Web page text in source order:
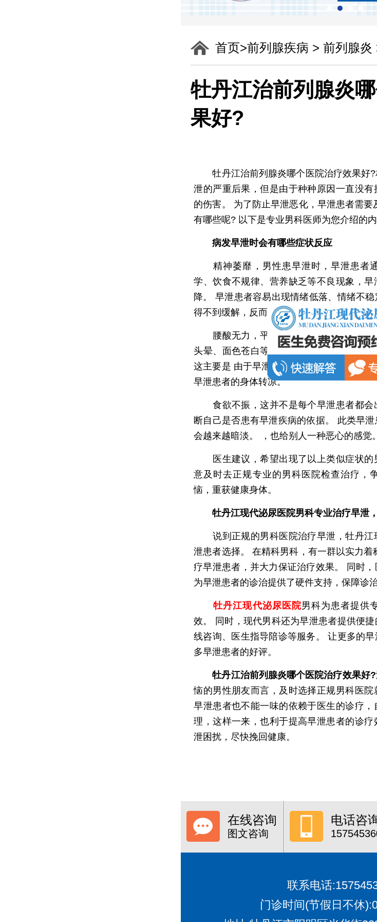
首页>前列腺疾病 >前列腺炎
牡丹江治前列腺炎
果好?
牡丹江治前列腺炎哪个医院治疗效果好?
泄的严重后果，但是由于种种原因一直没
的伤害。 为了防止早泄恶化，早泄患者需
有哪些呢? 以下是专业男科医师为您介绍的内
病发早泄时会有哪些症状反应
精神萎靡，男性患早泄时，早泄患者
学、饮食不规律、营养缺乏等不良现象，
降。 早泄患者容易出现情绪低落、情绪不
得不到缓解，反而会加重病情。
腰酸无力，平日里，早泄患者经常会出
头晕、面色苍白等不良现象。不仅如此，早
这主要是 由于早泄患者。 肾脏消耗过多，
早泄患者的身体转凉。
食欲不振，这并不是每个早泄患者都会
断自己是否患有早泄疾病的依据。 此类早
会越来越暗淡。 ，也给别人一种恶心的感觉。
医生建议，希望出现了以上类似症状的
意及时去正规专业的男科医院检查治疗，
恼，重获健康身体。
牡丹江现代泌尿医院男科专业治疗早泄
说到正规的男科医院治疗早泄，牡丹江
泄患者选择。 在精科男科，有一群以实力
疗早泄患者，并大力保证治疗效果。 同时
为早泄患者的诊治提供了硬件支持，保障诊治
牡丹江现代泌尿医院男科为患者提供
效。 同时，现代男科还为早泄患者提供便
线咨询、医生指导陪诊等服务。 让更多的
多早泄患者的好评。
牡丹江治前列腺炎哪个医院治疗效果好?
恼的男性朋友而言，及时选择正规男科医院
早泄患者也不能一味的依赖于医生的诊疗
理，这样一来，也利于提高早泄患者的诊
泄困扰，尽快挽回健康。
在线咨询
图文咨询
电话咨
联系电话
门诊时间(节假日不休